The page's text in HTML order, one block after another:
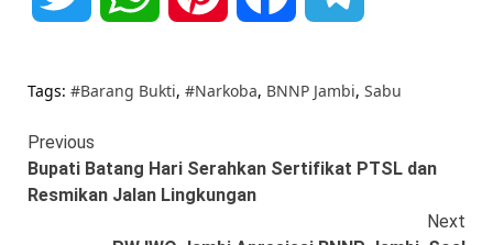
Tags: #Barang Bukti, #Narkoba, BNNP Jambi, Sabu
Continue
Reading
Previous
Bupati Batang Hari Serahkan Sertifikat PTSL dan
Resmikan Jalan Lingkungan
Next